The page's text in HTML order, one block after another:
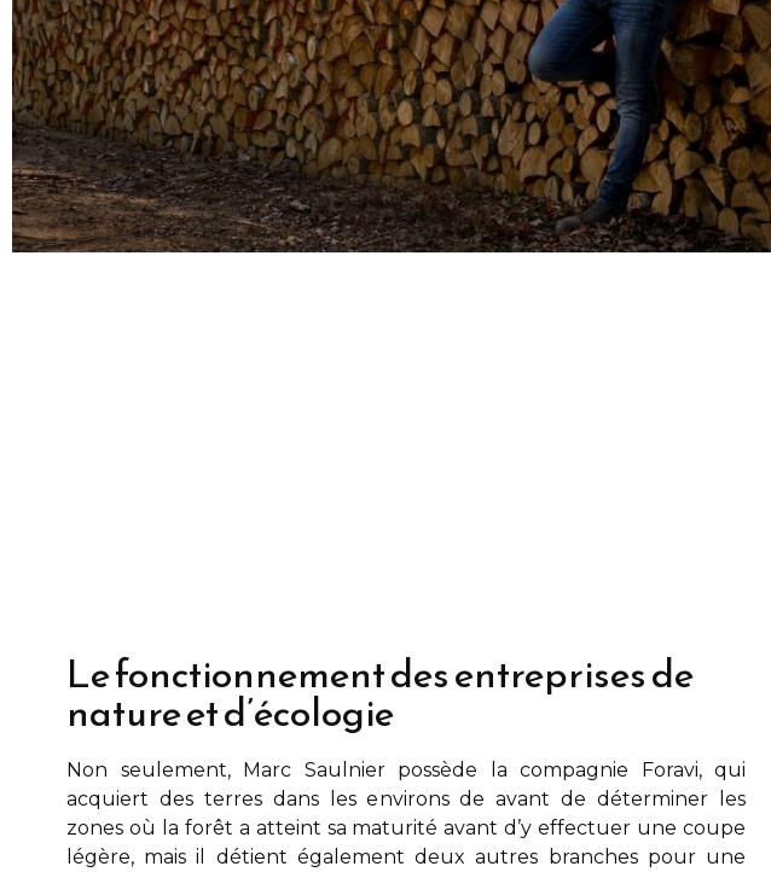
Le fonctionnement des entreprises de
nature et d’écologie
Non seulement, Marc Saulnierpossède la compagnie Foravi, qui
acquiert des terres dans les environs deavant de déterminer les
zones où la forêt a atteint sa maturité avant d’y effectuer une coupe
légère, mais il détient également deux autres branches pour une